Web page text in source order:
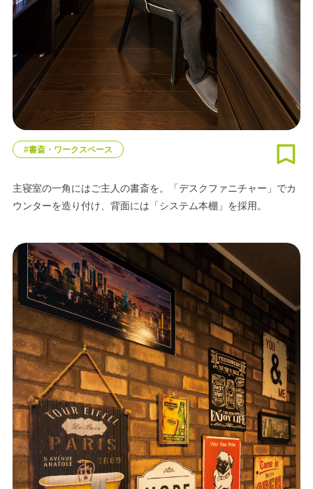
#書斎・ワークスペース
主寝室の一角にはご主人の書斎を。「デスクファニチャー」でカ
ウンターを造り付け、背面には「システム本棚」を採用。